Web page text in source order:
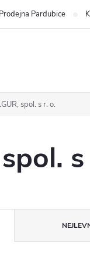
Prodejna Pardubice
spol. s r. o.